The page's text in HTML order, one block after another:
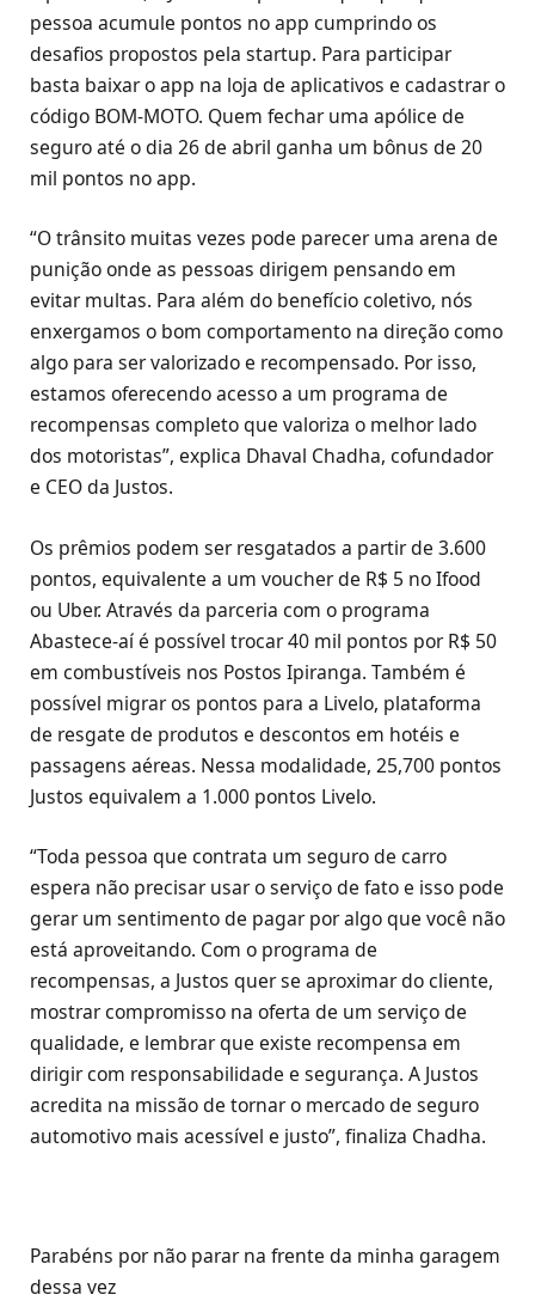
pessoa acumule pontos no app cumprindo os
desafios propostos pela startup. Para participar
basta baixar o app na loja de aplicativos e cadastrar o
código BOM-MOTO. Quem fechar uma apólice de
seguro até o dia 26 de abril ganha um bônus de 20
mil pontos no app.
“O trânsito muitas vezes pode parecer uma arena de
punição onde as pessoas dirigem pensando em
evitar multas. Para além do benefício coletivo, nós
enxergamos o bom comportamento na direção como
algo para ser valorizado e recompensado. Por isso,
estamos oferecendo acesso a um programa de
recompensas completo que valoriza o melhor lado
dos motoristas”, explica Dhaval Chadha, cofundador
e CEO da Justos.
Os prêmios podem ser resgatados a partir de 3.600
pontos, equivalente a um voucher de R$ 5 no Ifood
ou Uber. Através da parceria com o programa
Abastece-aí é possível trocar 40 mil pontos por R$ 50
em combustíveis nos Postos Ipiranga. Também é
possível migrar os pontos para a Livelo, plataforma
de resgate de produtos e descontos em hotéis e
passagens aéreas. Nessa modalidade, 25,700 pontos
Justos equivalem a 1.000 pontos Livelo.
“Toda pessoa que contrata um seguro de carro
espera não precisar usar o serviço de fato e isso pode
gerar um sentimento de pagar por algo que você não
está aproveitando. Com o programa de
recompensas, a Justos quer se aproximar do cliente,
mostrar compromisso na oferta de um serviço de
qualidade, e lembrar que existe recompensa em
dirigir com responsabilidade e segurança. A Justos
acredita na missão de tornar o mercado de seguro
automotivo mais acessível e justo”, finaliza Chadha.
Parabéns por não parar na frente da minha garagem
dessa vez